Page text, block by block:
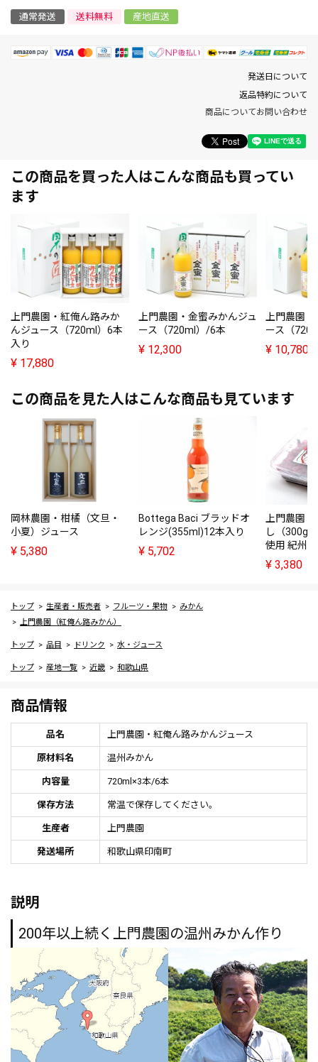
通常発送 送料無料 産地直送
発送日について
返品特約について
商品についてお問い合わせ
この商品を買った人はこんな商品も買ってい
ます
上門農園・紅俺ん路みか
んジュース（720ml）6本
入り
¥ 17,880
上門農園・金蜜みかんジュ
ース（720ml）/6本
¥ 12,300
上門農園
ース（
¥ 10,780
この商品を見た人はこんな商品も見ています
岡林農園・柑橘（文旦・
小夏）ジュース
¥ 5,380
Bottega Baci ブラッドオ
レンジ(355ml)12本入り
¥ 5,702
上門農園
し（300g
使用 紀州
¥ 3,380
トップ 生産者・販売者 フルーツ・果物
みかん
上門農園（紅俺ん路みかん）
トップ 品目 ドリンク 水・ジュース
トップ 産地一覧 近畿 和歌山県
商品情報
品名 上門農園・紅俺ん路みかんジュース
原材料名 温州みかん
内容量 720ml×3本/6本
保存方法 常温で保存してください。
生産者 上門農園
発送場所 和歌山県印南町
説明
200年以上続く上門農園の温州みかん作り